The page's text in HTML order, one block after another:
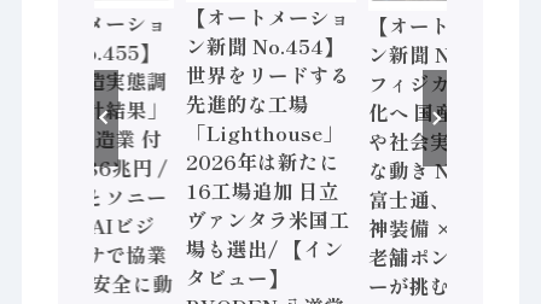
【オートメーショ
ン新聞 No.455】
「経済構造実態調
査二次集計結果」
2024年製造業 付
加価値額86兆円 /
三菱電機とソニー
セミコン AIビジ
ョンセンサで協業
/ IDEC、安全に動
【オートメーショ
ン新聞 No.454】
世界をリードする
先進的な工場
「Lighthouse」
2026年は新たに
16工場追加 日立
ヴァンタラ米国工
場も選出/ 【イン
タビュー】
【オートメーショ
ン新聞 No.453】
フィジカルAI本格
化へ 国産AI開発
や社会実装に活発
な動き Noetra、
富士通、日立 / 兵
神装備 × HMS、
老舗ポンプメーカ
ーが挑むデータ活